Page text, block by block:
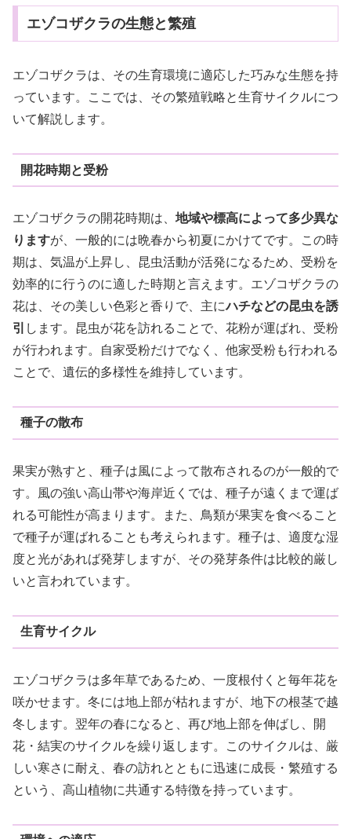
エゾコザクラの生態と繁殖
エゾコザクラは、その生育環境に適応した巧みな生態を持
っています。ここでは、その繁殖戦略と生育サイクルにつ
いて解説します。
開花時期と受粉
エゾコザクラの開花時期は、 地域や標高によって多少異な
りますが、一般的には晩春から初夏にかけてです。この時
期は、気温が上昇し、昆虫活動が活発になるため、受粉を
効率的に行うのに適した時期と言えます。エゾコザクラの
花は、その美しい色彩と香りで、主にハチなどの昆虫を誘
引 します。昆虫が花を訪れることで、花粉が運ばれ、受粉
が行われます。自家受粉だけでなく、他家受粉も行われる
ことで、遺伝的多様性を維持しています。
種子の散布
果実が熟すと、種子は風によって散布されるのが一般的で
す。風の強い高山帯や海岸近くでは、種子が遠くまで運ば
れる可能性が高まります。また、鳥類が果実を食べること
で種子が運ばれることも考えられます。種子は、適度な湿
度と光があれば発芽しますが、その発芽条件は比較的厳し
いと言われています。
生育サイクル
エゾコザクラは多年草であるため、一度根付くと毎年花を
咲かせます。冬には地上部が枯れますが、地下の根茎で越
冬します。翌年の春になると、再び地上部を伸ばし、開
花・結実のサイクルを繰り返します。このサイクルは、厳
しい寒さに耐え、春の訪れとともに迅速に成長・繁殖する
という、高山植物に共通する特徴を持っています。